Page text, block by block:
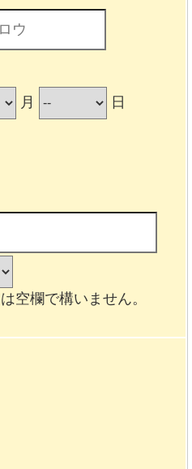
月 日
空欄で構いません。